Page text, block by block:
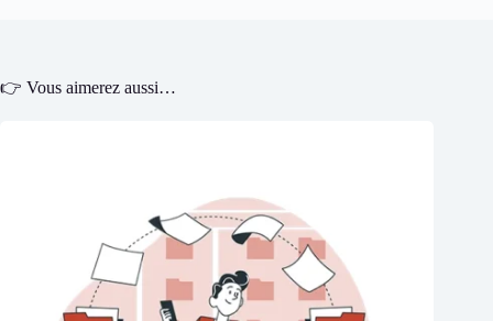
👉 Vous aimerez aussi…